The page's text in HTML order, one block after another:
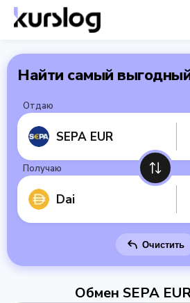
Найти самый
Отдаю
SEPA EUR
Получаю
Dai
Очистить
Обмен SEPA